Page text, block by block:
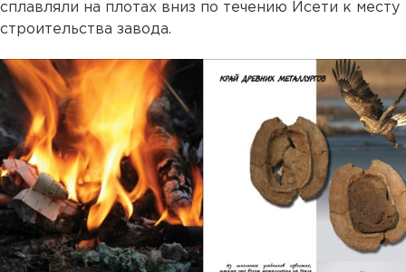
сплавляли на плотах вниз по течению Исети к месту
строительства завода.